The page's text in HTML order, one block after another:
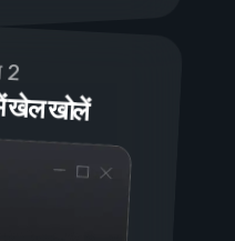
2
खेल खोलें